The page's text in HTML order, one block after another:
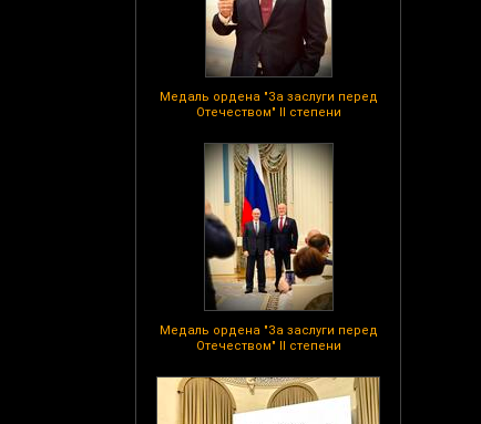
Медаль ордена "За заслуги перед
Отечеством" II степени
Медаль ордена "За заслуги перед
Отечеством" II степени